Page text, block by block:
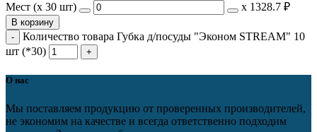
Мест (x 30 шт)
х 1328.7 ₽
В корзину
Количество товара Губка д/посуды "Эконом STREAM" 10
шт (*30)
О нас
Мы поставляем продукцию от проверенных производителей,
не экономим на качестве и всегда ответственно подходим